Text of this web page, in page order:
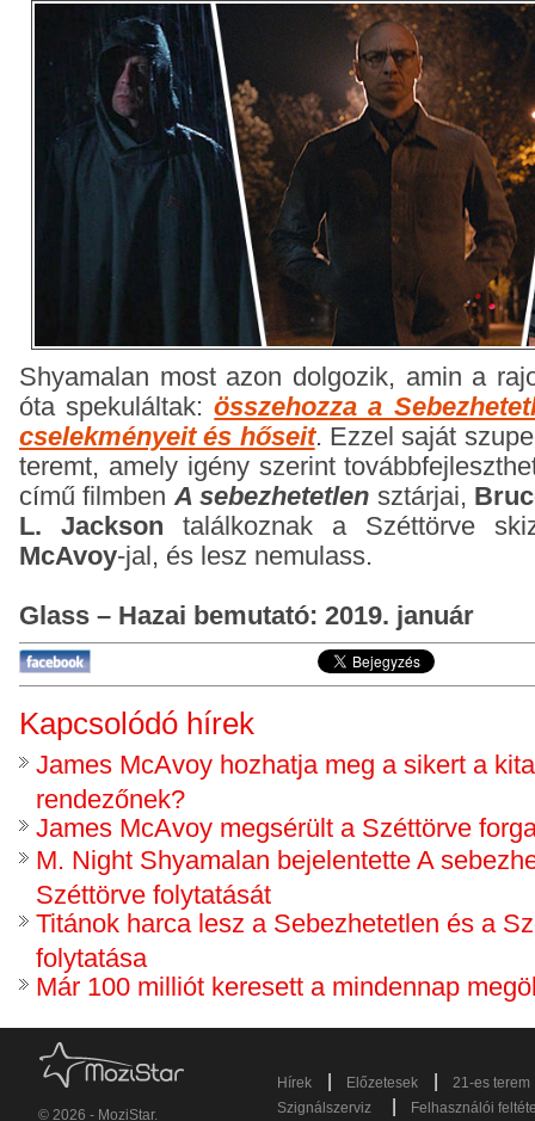
Shyamalan most azon dolgozik, amin a
óta spekuláltak:összehozza a
cselekményeit és hőseit. Ezzel saját
teremt, amely igény szerint
című filmbenA sebezhetetlen sztárjai,
L. Jackson találkoznak a Széttörve
McAvoy-jal, és lesz nemulass.
Glass – Hazai bemutató: 2019. január
Kapcsolódó hírek
James McAvoy hozhatja meg a sikert a
rendezőnek?
James McAvoy megsérült a Széttörve
M. Night Shyamalan bejelentette A
Széttörve folytatását
Titánok harca lesz a Sebezhetetlen és a
folytatása
Már 100 milliót keresett a mindennap
© 2026 - MoziStar.
Hírek Előzetesek
21-es terem
Szignálszerviz
Felhasználói